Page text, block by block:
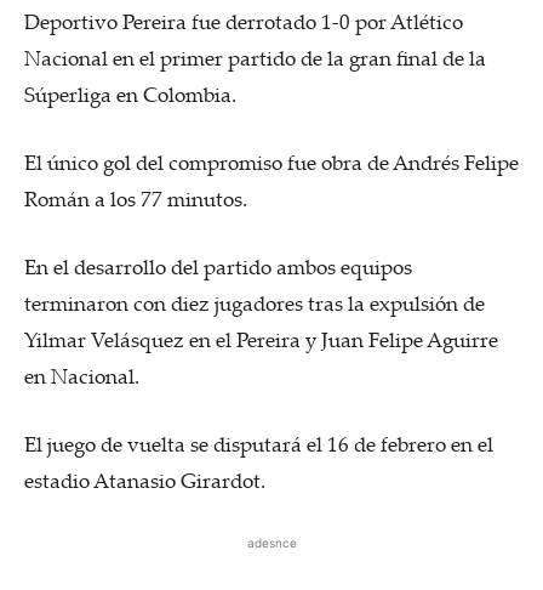
Deportivo Pereira fue derrotado 1-0 por Atlético
Nacional en el primer partido de la gran final de la
Súperliga en Colombia.
El único gol del compromiso fue obra de Andrés Felipe
Román a los 77 minutos.
En el desarrollo del partido ambos equipos
terminaron con diez jugadores tras la expulsión de
Yilmar Velásquez en el Pereira y Juan Felipe Aguirre
en Nacional.
El juego de vuelta se disputará el 16 de febrero en el
estadio Atanasio Girardot.
adesnce